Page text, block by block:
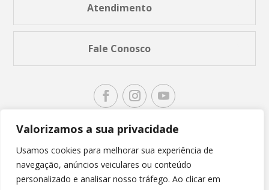
Valorizamos a sua privacidade
Usamos cookies para melhorar sua experiência de
navegação, anúncios veiculares ou conteúdo
personalizado e analisar nosso tráfego. Ao clicar em
Atendimento
Fale Conosco